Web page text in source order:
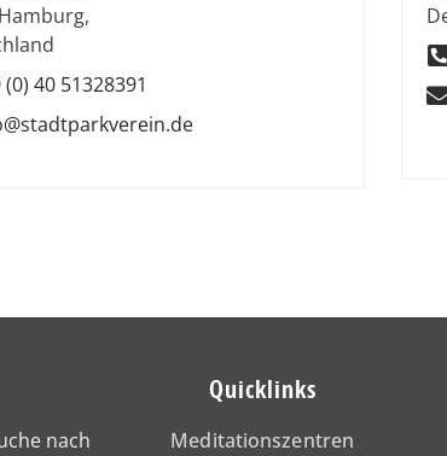
Hamburg,
(0) 40 51328391
nach
Quicklinks
Meditationszentren